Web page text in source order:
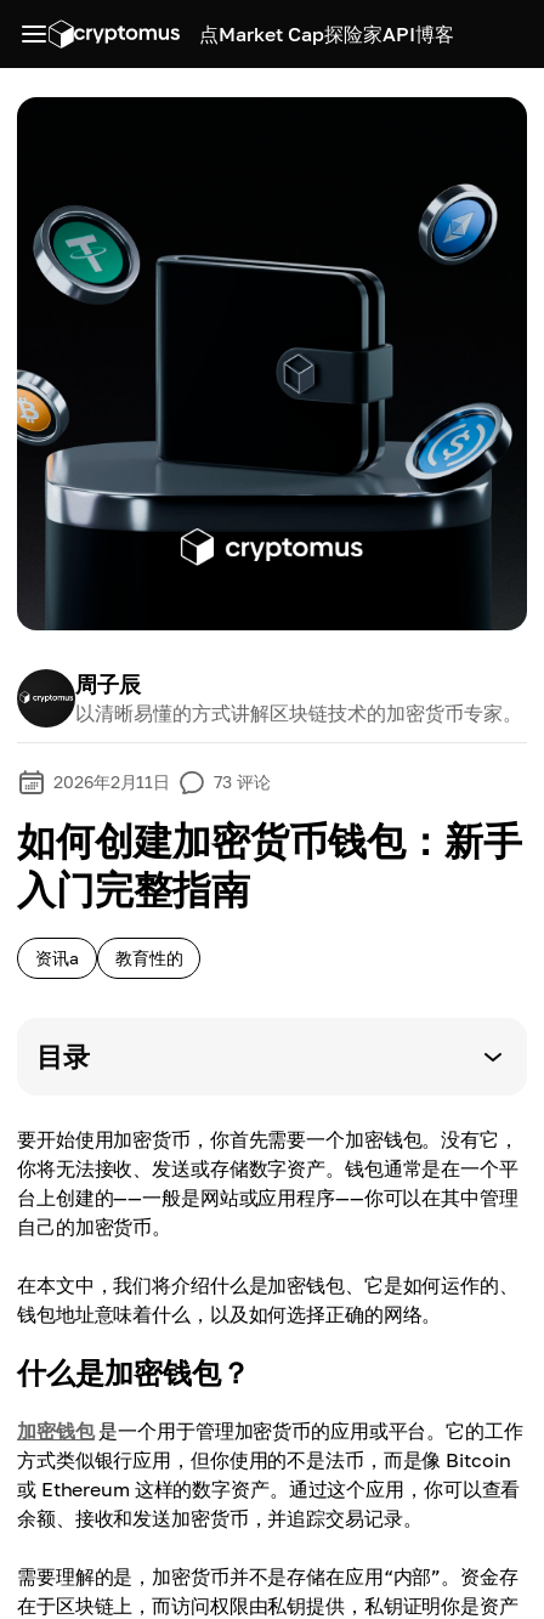
点Market Cap探险家API博客
周子辰
以清晰易懂的方式讲解区块链技术的加密货币专家。
2026年2月11日 73 评论
如何创建加密货币钱包：新手
入门完整指南
资讯a 教育性的
目录
要开始使用加密货币，你首先需要一个加密钱包。没有它，
你将无法接收、发送或存储数字资产。钱包通常是在一个平
台上创建的——一般是网站或应用程序——你可以在其中管理
自己的加密货币。
在本文中，我们将介绍什么是加密钱包、它是如何运作的、
钱包地址意味着什么，以及如何选择正确的网络。
什么是加密钱包？
加密钱包是一个用于管理加密货币的应用或平台。它的工作
方式类似银行应用，但你使用的不是法币，而是像 Bitcoin
或 Ethereum 这样的数字资产。通过这个应用，你可以查看
余额、接收和发送加密货币，并追踪交易记录。
需要理解的是，加密货币并不是存储在应用“内部”。资金存
在于区块链上，而访问权限由私钥提供，私钥证明你是资产